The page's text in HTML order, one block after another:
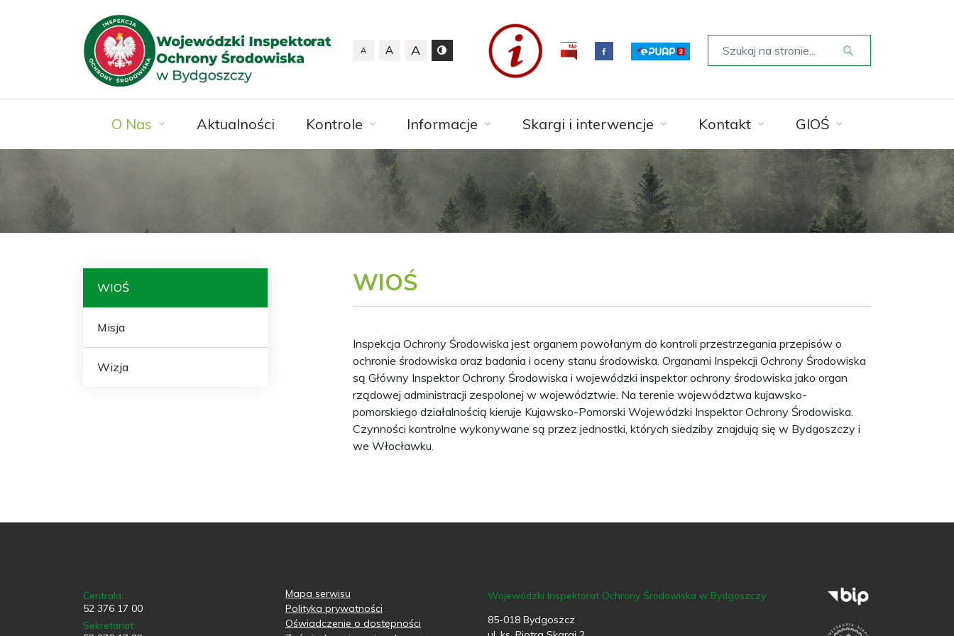
A A A
O Nas Aktualności Kontrole Informacje Skargi i interwencje Kontakt GIOŚ
WIOŚ
Misja
Wizja
WIOŚ
Inspekcja Ochrony Środowiska jest organem powołanym do kontroli przestrzegania przepisów o
ochronie środowiska oraz badania i oceny stanu środowiska. Organami Inspekcji Ochrony Środowiska
są Główny Inspektor Ochrony Środowiska i wojewódzki inspektor ochrony środowiska jako organ
rządowej administracji zespolonej w województwie. Na terenie województwa kujawsko-
pomorskiego działalnością kieruje Kujawsko-Pomorski Wojewódzki Inspektor Ochrony Środowiska.
Czynności kontrolne wykonywane są przez jednostki, których siedziby znajdują się w Bydgoszczy i
we Włocławku.
Centrala:
52 376 17 00
Sekretariat:
Mapa serwisu
Polityka prywatności
Oświadczenie o dostępności
Wojewódzki Inspektorat Ochrony Środowiska w Bydgoszczy
85-018 Bydgoszcz